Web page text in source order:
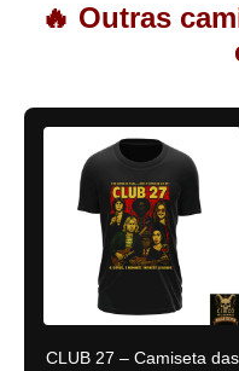
🔥 Outras
CLUB 27 – Camiseta das